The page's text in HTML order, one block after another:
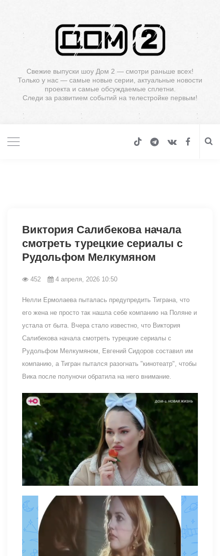
Свежие выпуски шоу Дом 2 — смотри раньше всех!
Только у нас — самые новые серии, актуальные новости
проекта и самые обсуждаемые сплетни.
Следи за развитием событий на телестройке первым!
Виктория Салибекова начала
смотреть турецкие сериалы с
Рудольфом Мелкумяном
452 4 апреля, 2026 10:50
Нелли Ермолаева пыталась предупредить Тиграна, что
его жена не просто так нашла себе компанию на Поляне и
устала от быта. Вчера стало известно, что Виктория
Салибекова начала смотреть турецкие сериалы с
Рудольфом Мелкумяном, Евгений Сидоров составил им
компанию, а Тигран пытался разогнать "кинотеатр", чтобы
Вика после полуночи обратила на него внимание.